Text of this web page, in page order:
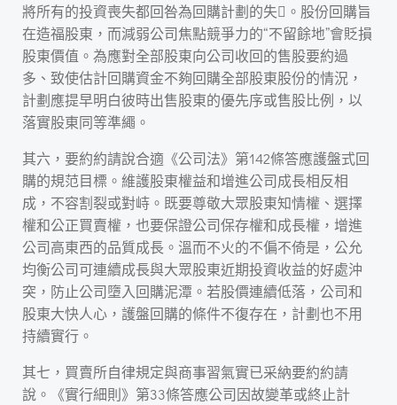
將所有的投資喪失都回咎為回購計劃的失。股份回購旨
在造福股東，而減弱公司焦點競爭力的“不留餘地”會貶損
股東價值。為應對全部股東向公司收回的售股要約過
多、致使估計回購資金不夠回購全部股東股份的情況，
計劃應提早明白彼時出售股東的優先序或售股比例，以
落實股東同等準繩。
其六，要約約請說合適《公司法》第142條答應護盤式回
購的規范目標。維護股東權益和增進公司成長相反相
成，不容割裂或對峙。既要尊敬大眾股東知情權、選擇
權和公正買賣權，也要保證公司保存權和成長權，增進
公司高東西的品質成長。溫而不火的不偏不倚是，公允
均衡公司可連續成長與大眾股東近期投資收益的好處沖
突，防止公司墮入回購泥潭。若股價連續低落，公司和
股東大快人心，護盤回購的條件不復存在，計劃也不用
持續實行。
其七，買賣所自律規定與商事習氣實已采納要約約請
說。《實行細則》第33條答應公司因故變革或終止計